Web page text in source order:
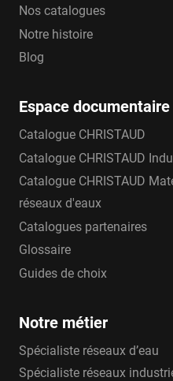
Nos catalogues
Notre histoire
Blog
Espace documentaire
Catalogue CHRISTAUD
Catalogue CHRISTAUD
Catalogue CHRISTAUD
réseaux d'eaux
Catalogues partenaires
Glossaire
Guides de choix
Notre métier
Spécialiste réseaux d’eau
Spécialiste réseaux